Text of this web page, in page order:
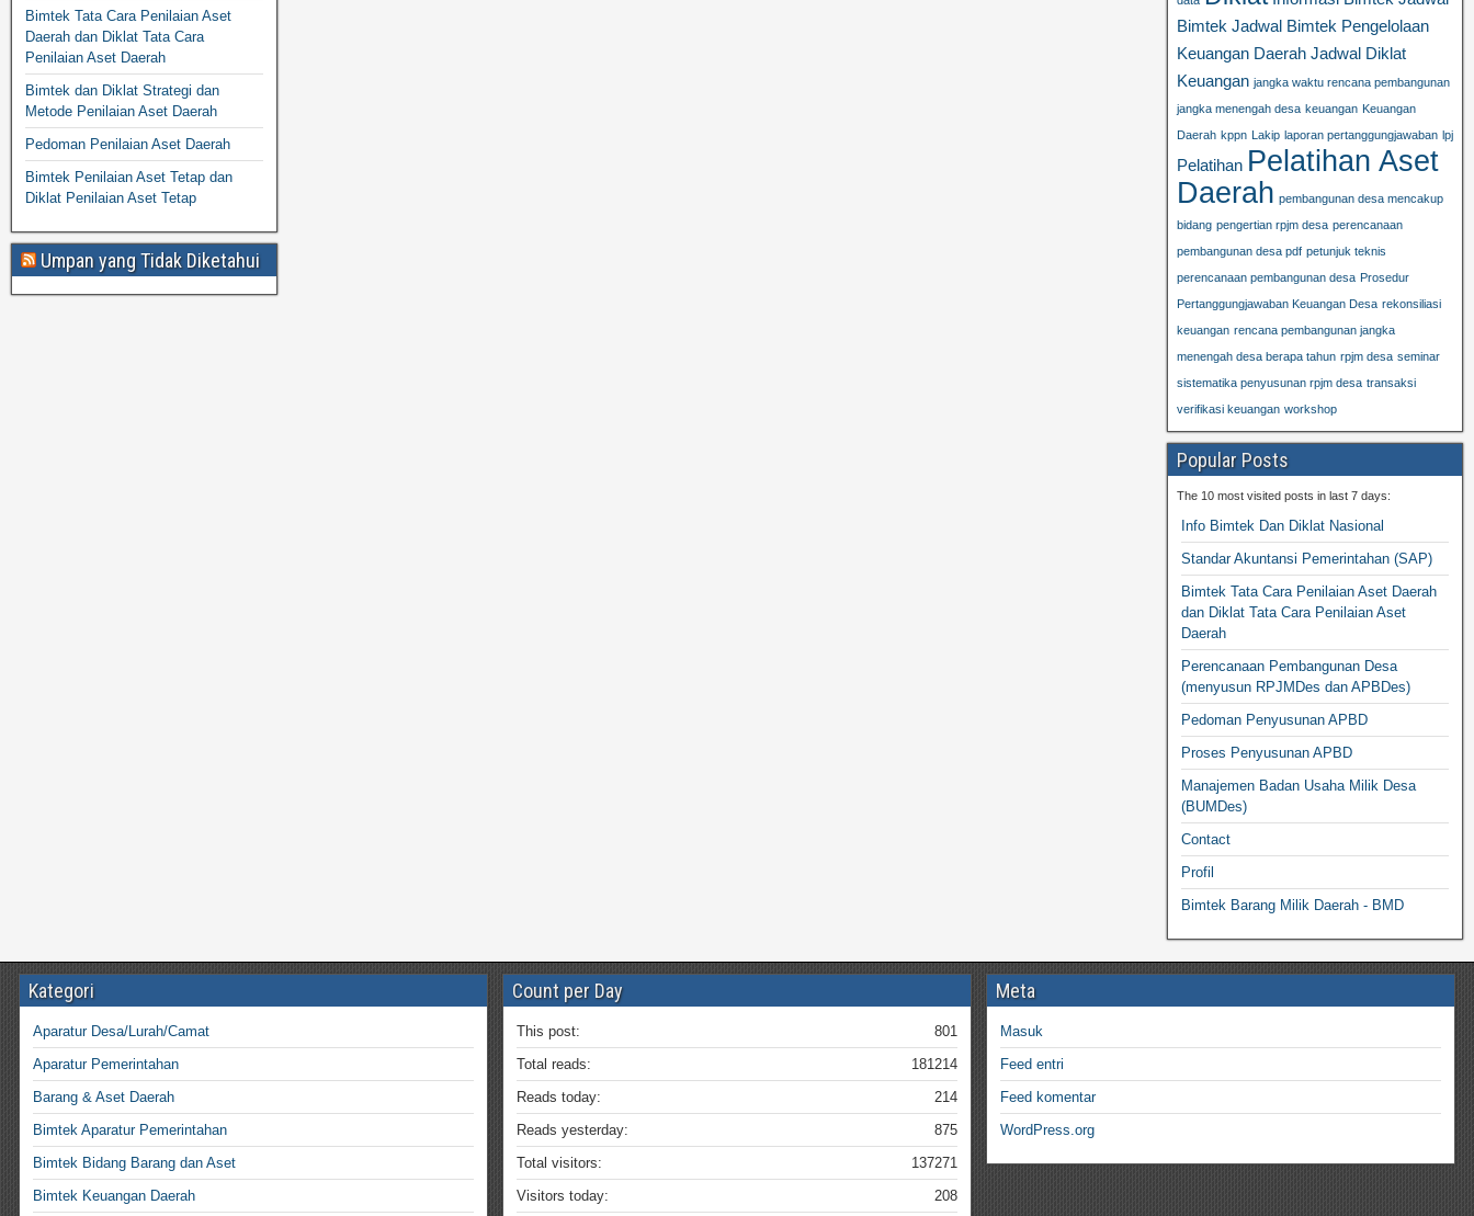
Bimtek Tata Cara Penilaian Aset
Daerah dan Diklat Tata Cara
Penilaian Aset Daerah
Bimtek dan Diklat Strategi dan
Metode Penilaian Aset Daerah
Pedoman Penilaian Aset Daerah
Bimtek Penilaian Aset Tetap dan
Diklat Penilaian Aset Tetap
Umpan yang Tidak Diketahui
Bimtek Jadwal Bimtek Pengelolaan
Keuangan Daerah Jadwal Diklat
Keuangan jangka waktu rencana pembangunan
jangka menengah desa keuangan Keuangan
Daerah kppn Lakip laporan pertanggungjawaban lpj
Pelatihan Pelatihan Aset
Daerah pembangunan desa mencakup
bidang pengertian rpjm desa perencanaan
pembangunan desa pdf petunjuk teknis
perencanaan pembangunan desa Prosedur
Pertanggungjawaban Keuangan Desa rekonsiliasi
keuangan rencana pembangunan jangka
menengah desa berapa tahun rpjm desa seminar
sistematika penyusunan rpjm desa transaksi
verifikasi keuangan workshop
Popular Posts
The 10 most visited posts in last 7 days:
Info Bimtek Dan Diklat Nasional
Standar Akuntansi Pemerintahan (SAP)
Bimtek Tata Cara Penilaian Aset Daerah
dan Diklat Tata Cara Penilaian Aset
Daerah
Perencanaan Pembangunan Desa
(menyusun RPJMDes dan APBDes)
Pedoman Penyusunan APBD
Proses Penyusunan APBD
Manajemen Badan Usaha Milik Desa
(BUMDes)
Contact
Profil
Bimtek Barang Milik Daerah - BMD
Kategori
Aparatur Desa/Lurah/Camat
Aparatur Pemerintahan
Barang & Aset Daerah
Bimtek Aparatur Pemerintahan
Bimtek Bidang Barang dan Aset
Bimtek Keuangan Daerah
Count per Day
801
This post:
181214
Total reads:
214
Reads today:
875
Reads yesterday:
137271
Total visitors:
208
Visitors today:
Meta
Masuk
Feed entri
Feed komentar
WordPress.org